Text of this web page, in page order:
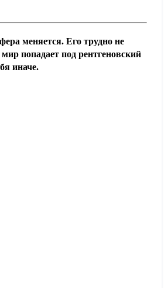
меняется. Его трудно не
попадает под рентгеновский
иначе.